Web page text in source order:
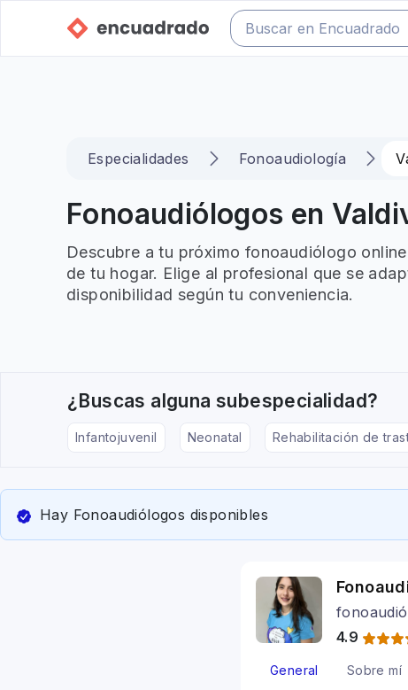
Especialidades Fonoaudiología
Fonoaudiólogos en
Descubre a tu próximo fonoaudiólogo
de tu hogar. Elige al profesional que se
disponibilidad según tu conveniencia.
¿Buscas alguna subespecialidad?
Infantojuvenil Neonatal Rehabilitación de
Hay Fonoaudiólogos disponibles
4.9
General Sobre mí